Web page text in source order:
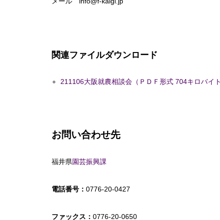
関連ファイルダウンロード
211106大阪就農相談会（ＰＤＦ形式 704キロバイ
お問い合わせ先
福井県園芸振興課
電話番号： 0776-20-0427
ファックス： 0776-20-0650